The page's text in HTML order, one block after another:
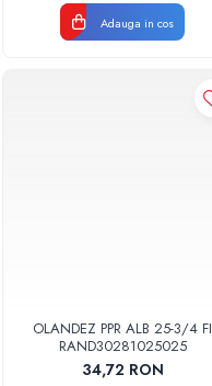
Adauga in cos
OLANDEZ PPR ALB 25-3/4 FI
RAND30281025025
34,72 RON